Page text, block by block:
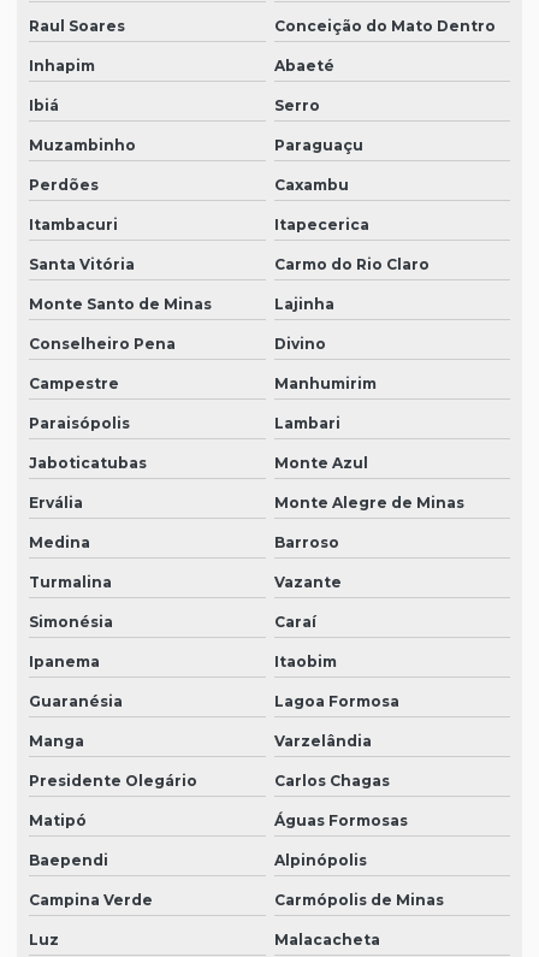
Raul Soares Conceição do Mato Dentro
Inhapim Abaeté
Ibiá Serro
Muzambinho Paraguaçu
Perdões Caxambu
Itambacuri Itapecerica
Santa Vitória Carmo do Rio Claro
Monte Santo de Minas Lajinha
Conselheiro Pena Divino
Campestre Manhumirim
Paraisópolis Lambari
Jaboticatubas Monte Azul
Ervália Monte Alegre de Minas
Medina Barroso
Turmalina Vazante
Simonésia Caraí
Ipanema Itaobim
Guaranésia Lagoa Formosa
Manga Varzelândia
Presidente Olegário Carlos Chagas
Matipó Águas Formosas
Baependi Alpinópolis
Campina Verde Carmópolis de Minas
Luz Malacacheta